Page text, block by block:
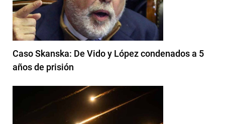
Caso Skanska: De Vido y López condenados a 5
años de prisión